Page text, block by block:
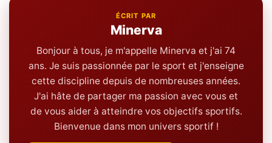
ÉCRIT PAR
Minerva
Bonjour à tous, je m'appelle Minerva et j'ai 74
ans. Je suis passionnée par le sport et j'enseigne
cette discipline depuis de nombreuses années.
J'ai hâte de partager ma passion avec vous et
de vous aider à atteindre vos objectifs sportifs.
Bienvenue dans mon univers sportif !